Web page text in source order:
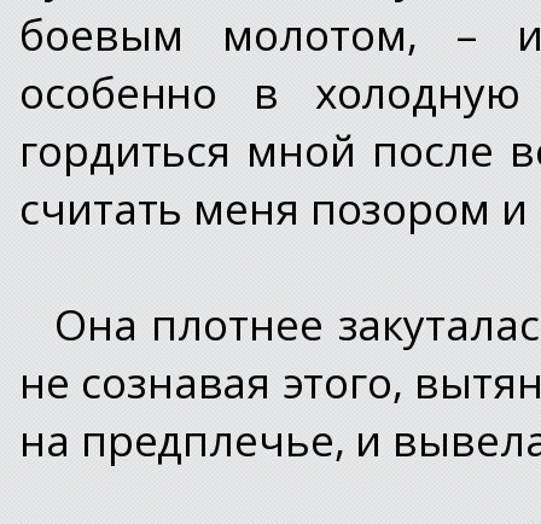
боевым молотом, –
особенно в
гордиться мной после
считать меня позором
Она плотнее
не сознавая этого,
на предплечье, и